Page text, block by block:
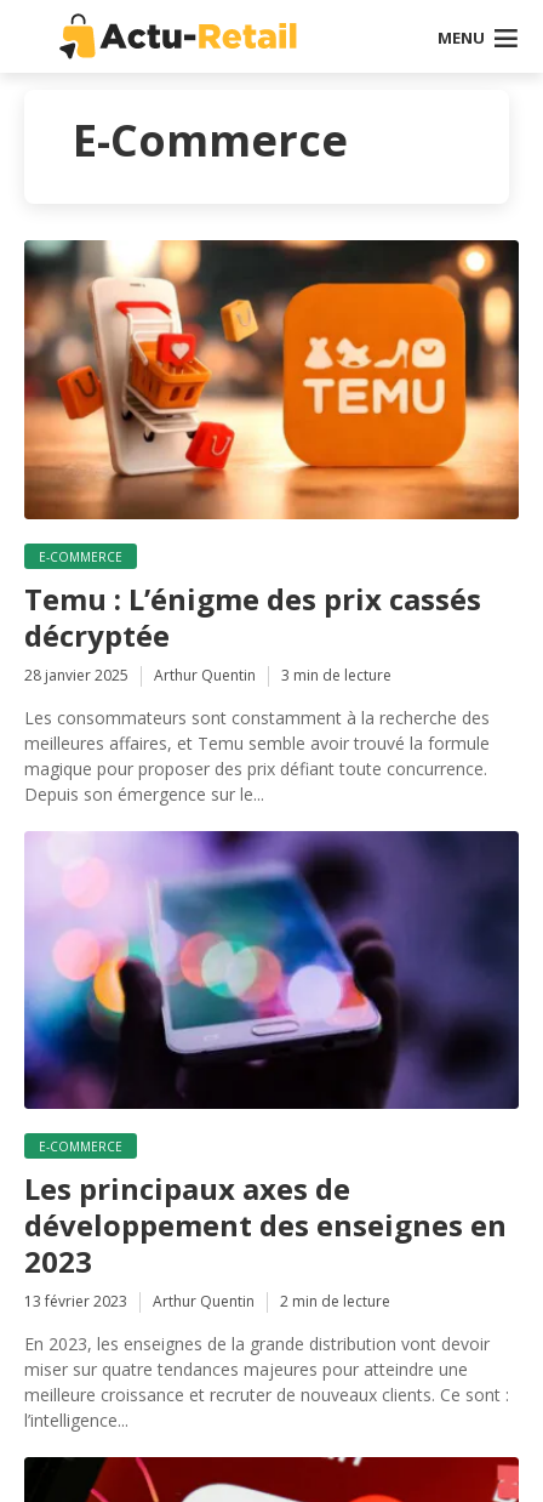
MENU
E-Commerce
E-COMMERCE
Temu : L’énigme des prix cassés
décryptée
28 janvier 2025 Arthur Quentin 3 min de lecture
Les consommateurs sont constamment à la recherche des
meilleures affaires, et Temu semble avoir trouvé la formule
magique pour proposer des prix défiant toute concurrence.
Depuis son émergence sur le...
E-COMMERCE
Les principaux axes de
développement des enseignes en
2023
13 février 2023 Arthur Quentin 2 min de lecture
En 2023, les enseignes de la grande distribution vont devoir
miser sur quatre tendances majeures pour atteindre une
meilleure croissance et recruter de nouveaux clients. Ce sont :
l’intelligence...